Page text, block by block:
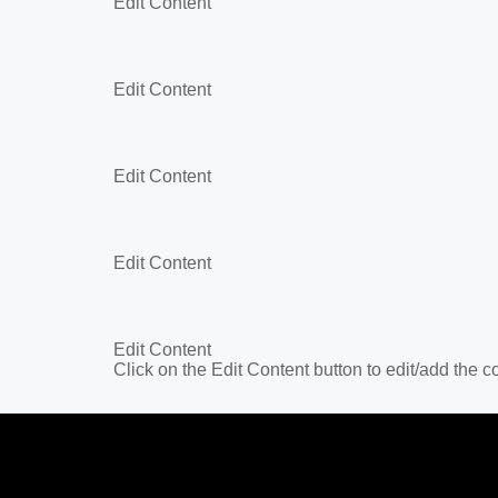
Edit Content
Edit Content
Edit Content
Edit Content
Click on the Edit Content button to edit/add the